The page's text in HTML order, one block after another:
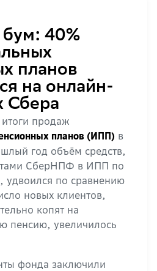
40%
планов
на онлайн-
Сбера
продаж
планов (ИПП) в
год объём средств,
СберНПФ в ИПП по
удвоился по сравнению
новых клиентов,
копят на
пенсию, увеличилось
фонда заключили